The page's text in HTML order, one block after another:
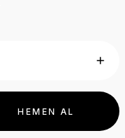
HEMEN AL